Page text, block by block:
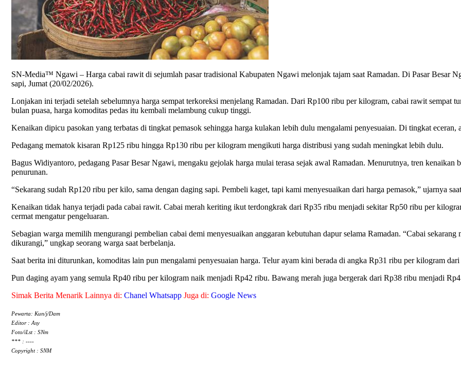
SN-Media™ Ngawi – Harga cabai rawit di sejumlah pasar tradisional Kabupaten Ngawi melonjak tajam saat Ramadan. Di Pasar Besar
sapi, Jumat (20/02/2026).
Lonjakan ini terjadi setelah sebelumnya harga sempat terkoreksi menjelang Ramadan. Dari Rp100 ribu per kilogram, cabai rawit sempat
bulan puasa, harga komoditas pedas itu kembali melambung cukup tinggi.
Kenaikan dipicu pasokan yang terbatas di tingkat pemasok sehingga harga kulakan lebih dulu mengalami penyesuaian. Di tingkat
Pedagang mematok kisaran Rp125 ribu hingga Rp130 ribu per kilogram mengikuti harga distribusi yang sudah meningkat lebih dulu.
Bagus Widiyantoro, pedagang Pasar Besar Ngawi, mengaku gejolak harga mulai terasa sejak awal Ramadan. Menurutnya, tren kenaikan
penurunan.
“Sekarang sudah Rp120 ribu per kilo, sama dengan daging sapi. Pembeli kaget, tapi kami menyesuaikan dari harga pemasok,” ujarnya
Kenaikan tidak hanya terjadi pada cabai rawit. Cabai merah keriting ikut terdongkrak dari Rp35 ribu menjadi sekitar Rp50 ribu per
cermat mengatur pengeluaran.
Sebagian warga memilih mengurangi pembelian cabai demi menyesuaikan anggaran kebutuhan dapur selama Ramadan. “Cabai
dikurangi,” ungkap seorang warga saat berbelanja.
Saat berita ini diturunkan, komoditas lain pun mengalami penyesuaian harga. Telur ayam kini berada di angka Rp31 ribu per kilogram
Pun daging ayam yang semula Rp40 ribu per kilogram naik menjadi Rp42 ribu. Bawang merah juga bergerak dari Rp38 ribu menjadi
Simak Berita Menarik Lainnya di: Chanel Whatsapp Juga di: Google News
Pewarta: Kun/j/Dam
Editor : Asy
Foto/iLst : SNm
*** : ----
Copyright : SNM